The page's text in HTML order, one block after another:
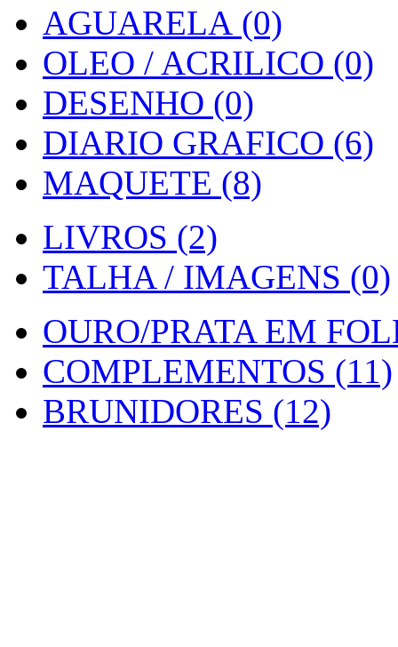
AGUARELA (0)
OLEO / ACRILICO (0)
DESENHO (0)
DIARIO GRAFICO (6)
MAQUETE (8)
LIVROS (2)
TALHA / IMAGENS (0)
OURO/PRATA EM
COMPLEMENTOS (11)
BRUNIDORES (12)